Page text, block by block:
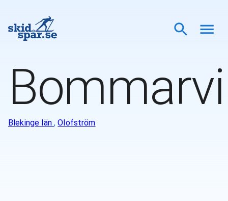
Blekinge län ,Olofström